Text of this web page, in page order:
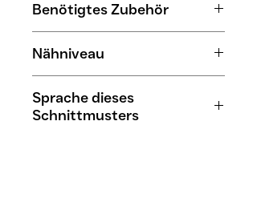
Benötigtes Zubehör
Drucker
Nähzubehör
Nähniveau
Sprache dieses
Schnittmusters